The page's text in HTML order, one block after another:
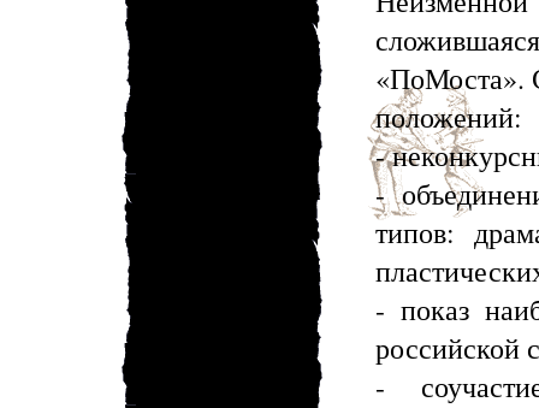
«ПоМоста».
положений:
-
-
типов:
- показ
российской
-